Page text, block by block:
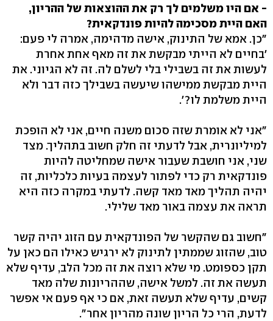
- אם היו משלמים לך רק את ההוצאות של ההריון,
האם היית מסכימה להיות פונדקאית?
"כן. אמא של התינוק, אישה מדהימה, אמרה לי פעם:
'בחיים לא הייתי מבקשת את זה מאף אחת אחרת
לעשות את זה בשבילי בלי לשלם לה. זה לא הגיוני. את
היית מבקשת ממישהו שיעשה בשבילך כזה דבר ולא
היית משלמת לו?'.
"אני לא אומרת שזה סכום משנה חיים, אני לא הופכת
למיליונרית, אבל לדעתי זה חלק חשוב בתהליך. מצד
שני, אני חושבת שעבור אישה שמחליטה להיות
פונדקאית רק כדי לפתור לעצמה בעיות כלכליות, זה
יהיה תהליך מאד מאד קשה. לדעתי במקרה כזה היא
תראה את עצמה באור מאד שלילי.
"חשוב גם שהקשר של הפונדקאית עם הזוג יהיה קשר
טוב, שהזוג שממתין לתינוק לא ירגיש כאילו הם כאן על
תקן כספומט. מי שלא רוצה את זה מכל הלב, עדיף שלא
תעשה את זה. למשל אישה, שההריונות שלה מאד
קשים, עדיף שלא תעשה זאת, אם כי אף פעם אי אפשר
לדעת, הרי כל הריון שונה מהריון אחר".